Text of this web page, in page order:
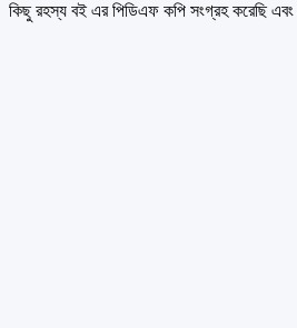
কিছু রহস্য বই এর পিডিএফ কপি সংগ্রহ করেছি এবং